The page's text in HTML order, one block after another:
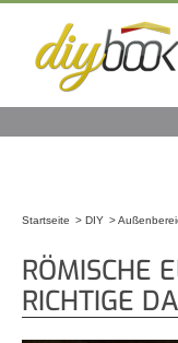
Startseite DIY
RÖMISCHE
RICHTIGE